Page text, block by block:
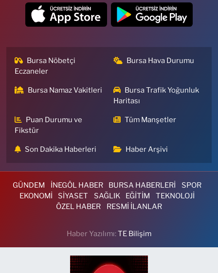
Bursa Nöbetçi
Eczaneler
Bursa Hava Durumu
Bursa Namaz Vakitleri
Bursa Trafik Yoğunluk
Haritası
Puan Durumu ve
Fikstür
Tüm Manşetler
Son Dakika Haberleri Haber Arşivi
GÜNDEM İNEGÖL HABER BURSA HABERLERİ
SPOR
EKONOMİ
SİYASET SAĞLIK EĞİTİM
TEKNOLOJİ
ÖZEL HABER
RESMİ İLANLAR
Haber Yazılımı:TE Bilişim